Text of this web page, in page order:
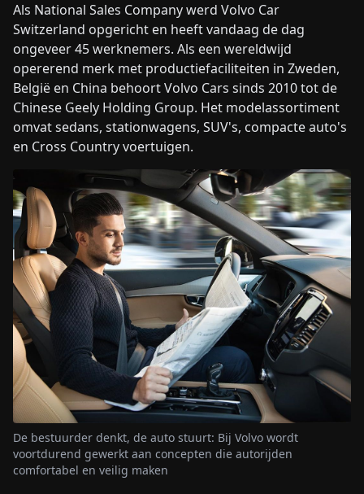
Als National Sales Company werd Volvo Car
Switzerland opgericht en heeft vandaag de dag
ongeveer 45 werknemers. Als een wereldwijd
opererend merk met productiefaciliteiten in Zweden,
België en China behoort Volvo Cars sinds 2010 tot de
Chinese Geely Holding Group. Het modelassortiment
omvat sedans, stationwagens, SUV's, compacte auto's
en Cross Country voertuigen.
De bestuurder denkt, de auto stuurt: Bij Volvo wordt
voortdurend gewerkt aan concepten die autorijden
comfortabel en veilig maken